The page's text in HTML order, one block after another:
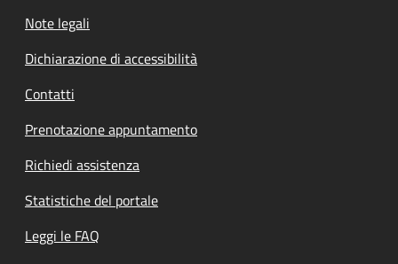
Note legali
Dichiarazione di accessibilità
Contatti
Prenotazione appuntamento
Richiedi assistenza
Statistiche del portale
Leggi le FAQ